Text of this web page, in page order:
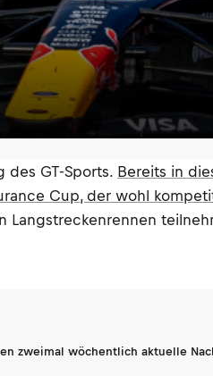
GT-Sports. Bereits in
Cup, der wohl
Langstreckenrennen
zweimal wöchentlich aktuelle